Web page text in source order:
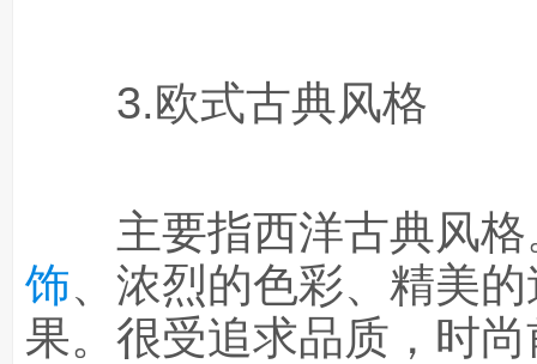
3.欧式古典风格
主要指西洋古典风格
饰、浓烈的色彩、精美
果。很受追求品质，时